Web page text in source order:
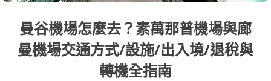
曼谷機場怎麼去？素萬那普機場與廊
曼機場交通方式/設施/出入境/退稅與
轉機全指南